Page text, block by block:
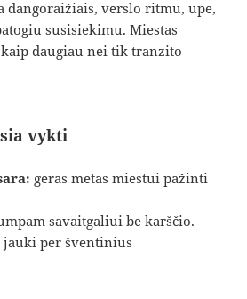
dangoraižiais, verslo ritmu, upe,
susisiekimu. Miestas
daugiau nei tik tranzito
vykti
geras metas miestui pažinti
savaitgaliui be karščio.
jauki per šventinius